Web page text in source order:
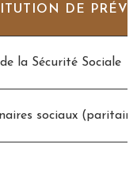
DE
la Sécurité Sociale
sociaux